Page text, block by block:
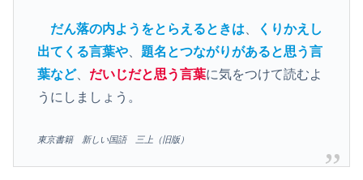
だん落の内ようをとらえるときは
くりかえし
出てくる言葉や、 題名とつながりがあると思う言
葉など、 だいじだと思う言葉に気をつけて読むよ
うにしましょう。
東京書籍 新しい国語 三上（旧版）